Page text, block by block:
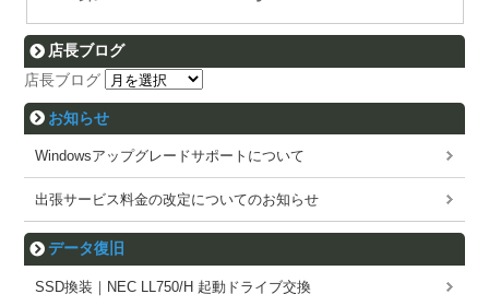
店長ブログ
店長ブログ
お知らせ
Windowsアップグレードサポートについて
出張サービス料金の改定についてのお知らせ
データ復旧
SSD換装｜NEC LL750/H 起動ドライブ交換